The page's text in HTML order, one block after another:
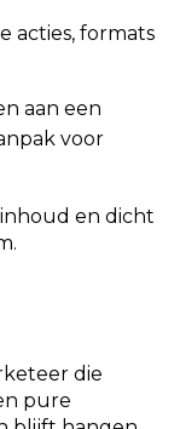
acties, formats
aan een
voor
en dicht
die
pure